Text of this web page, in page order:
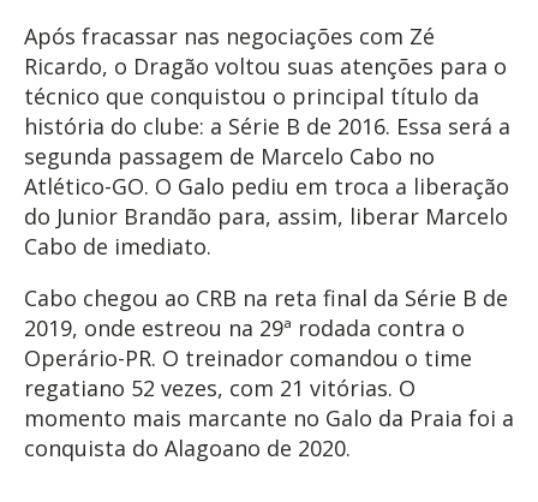
Após fracassar nas negociações com Zé
Ricardo, o Dragão voltou suas atenções para o
técnico que conquistou o principal título da
história do clube: a Série B de 2016. Essa será a
segunda passagem de Marcelo Cabo no
Atlético-GO. O Galo pediu em troca a liberação
do Junior Brandão para, assim, liberar Marcelo
Cabo de imediato.
Cabo chegou ao CRB na reta final da Série B de
2019, onde estreou na 29ª rodada contra o
Operário-PR. O treinador comandou o time
regatiano 52 vezes, com 21 vitórias. O
momento mais marcante no Galo da Praia foi a
conquista do Alagoano de 2020.